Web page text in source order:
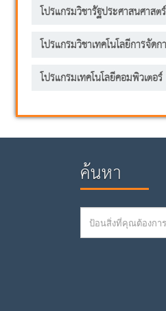
โปรแกรมวิชารัฐประศาสนศาสตร์
โปรแกรมวิชาเทคโนโลยีการจัดก
โปรแกรมเทคโนโลยีคอมพิวเตอร์
ค้นหา